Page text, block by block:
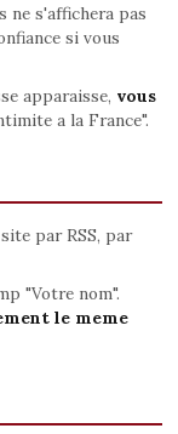
ne s'affichera pas
si vous
apparaisse, vous
a la France".
par RSS, par
"Votre nom".
le meme